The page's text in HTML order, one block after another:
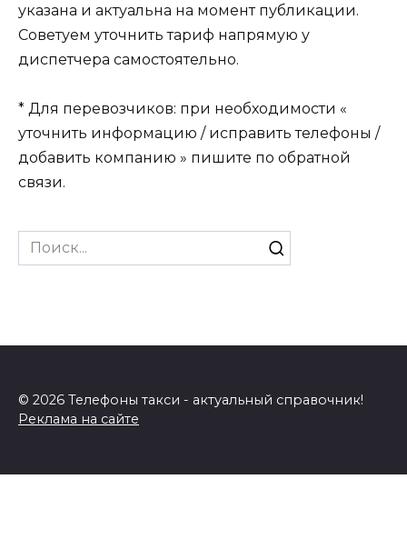
указана и актуальна на момент публикации.
Советуем уточнить тариф напрямую у
диспетчера самостоятельно.
* Для перевозчиков: при необходимости «
уточнить информацию / исправить телефоны /
добавить компанию » пишите по обратной
связи.
Search
for:
© 2026 Телефоны такси - актуальный справочник!
Реклама на сайте